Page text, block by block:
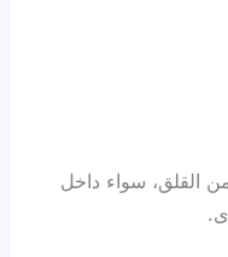
القلق، سواء داخل